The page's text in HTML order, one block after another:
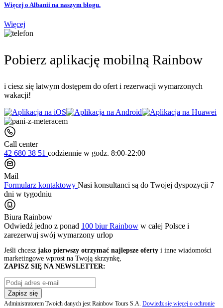
Więcej o Albanii na naszym blogu.
Więcej
Pobierz aplikację mobilną Rainbow
i ciesz się łatwym dostępem do ofert i rezerwacji wymarzonych
wakacji!
Call center
42 680 38 51 codziennie w godz. 8:00-22:00
Mail
Formularz kontaktowy Nasi konsultanci są do Twojej dyspozycji 7
dni w tygodniu
Biura Rainbow
Odwiedź jedno z ponad 100 biur Rainbow w całej Polsce i
zarezerwuj swój wymarzony urlop
Jeśli chcesz jako pierwszy otrzymać najlepsze oferty i inne wiadomości
marketingowe wprost na Twoją skrzynkę,
ZAPISZ SIĘ NA NEWSLETTER:
Zapisz się
Administratorem Twoich danych jest Rainbow Tours S.A. Dowiedz się więcej o ochronie